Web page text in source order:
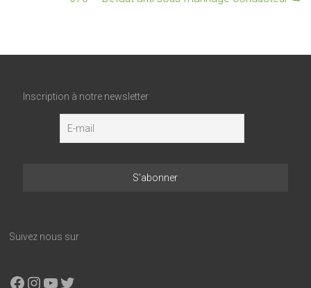
Inscription à notre newsletter
Suivez nous sur
Facebook
Instagram
YouTube
X